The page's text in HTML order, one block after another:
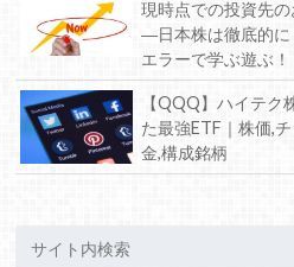
現時点での投資先
―日本株は徹底的に
エラーで学ぶ遊ぶ！
【QQQ】ハイテク
た最強ETF｜株価,
金,構成銘柄